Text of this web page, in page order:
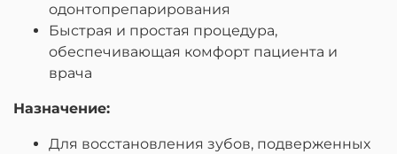
одонтопрепарирования
Быстрая и простая процедура,
обеспечивающая комфорт пациента и
врача
Назначение:
Для восстановления зубов, подверженных